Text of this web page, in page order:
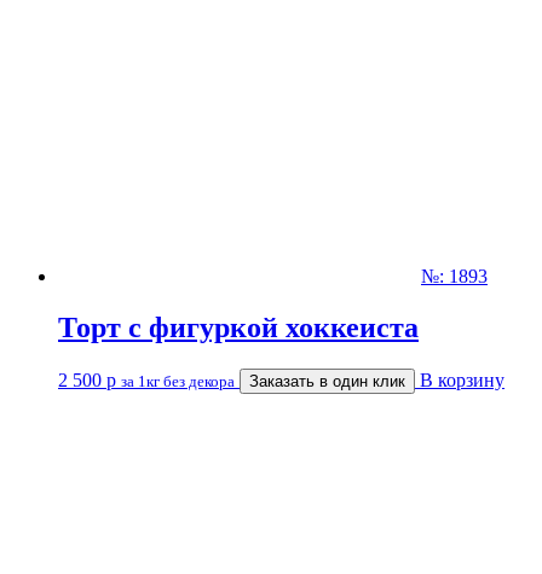
№: 1893
Торт с фигуркой хоккеиста
2 500 р за 1кг без декора Заказать в один клик В корзину